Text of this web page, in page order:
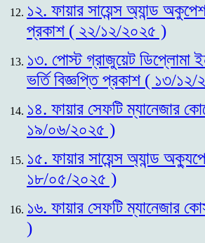
১২. ফায়ার সায়েন্স অ্যান্ড
প্রকাশ ( ২২/১২/২০২৫ )
১৩. পোস্ট গ্রাজুয়েট ডিপ্লোমা
ভর্তি বিজ্ঞপ্তি প্রকাশ ( ১৩/
১৪. ফায়ার সেফটি ম্যানেজার
১৯/০৬/২০২৫ )
১৫. ফায়ার সায়েন্স অ্যান্ড
১৮/০৫/২০২৫ )
১৬. ফায়ার সেফটি ম্যানেজার
)